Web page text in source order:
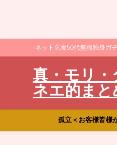
ネット乞食50代無職独身ガ
真・モリ・
ネエ的まと
孤立＜お客様皆様